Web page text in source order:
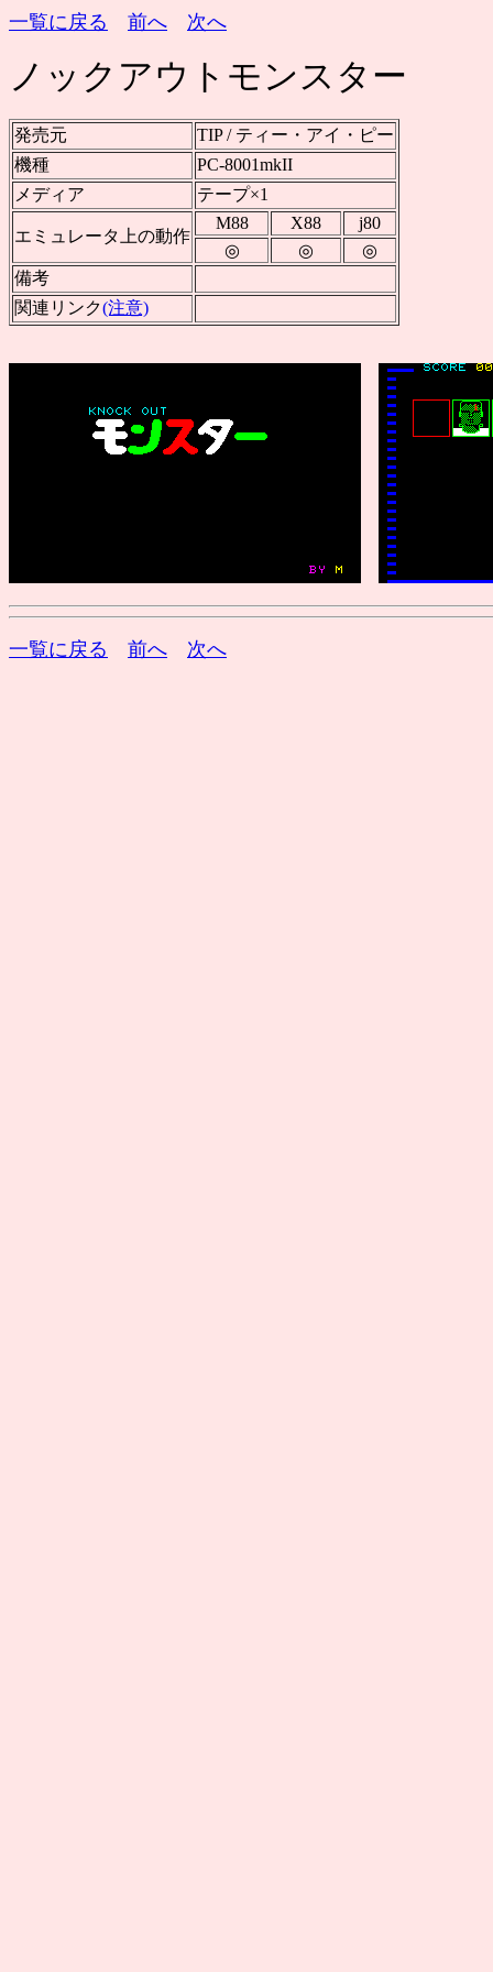
一覧に戻る 前へ 次へ
ノックアウトモンスター
発売元
TIP / ティー・アイ・ピー
機種
PC-8001mkII
メディア
テープ×1
エミュレータ上の動作
M88 X88
j80
◎
◎
◎
備考
関連リンク(注意)
一覧に戻る 前へ 次へ